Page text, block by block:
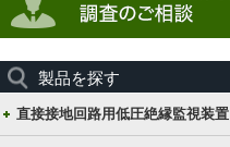
製品を探す
直接接地回路用低圧絶縁監視装置